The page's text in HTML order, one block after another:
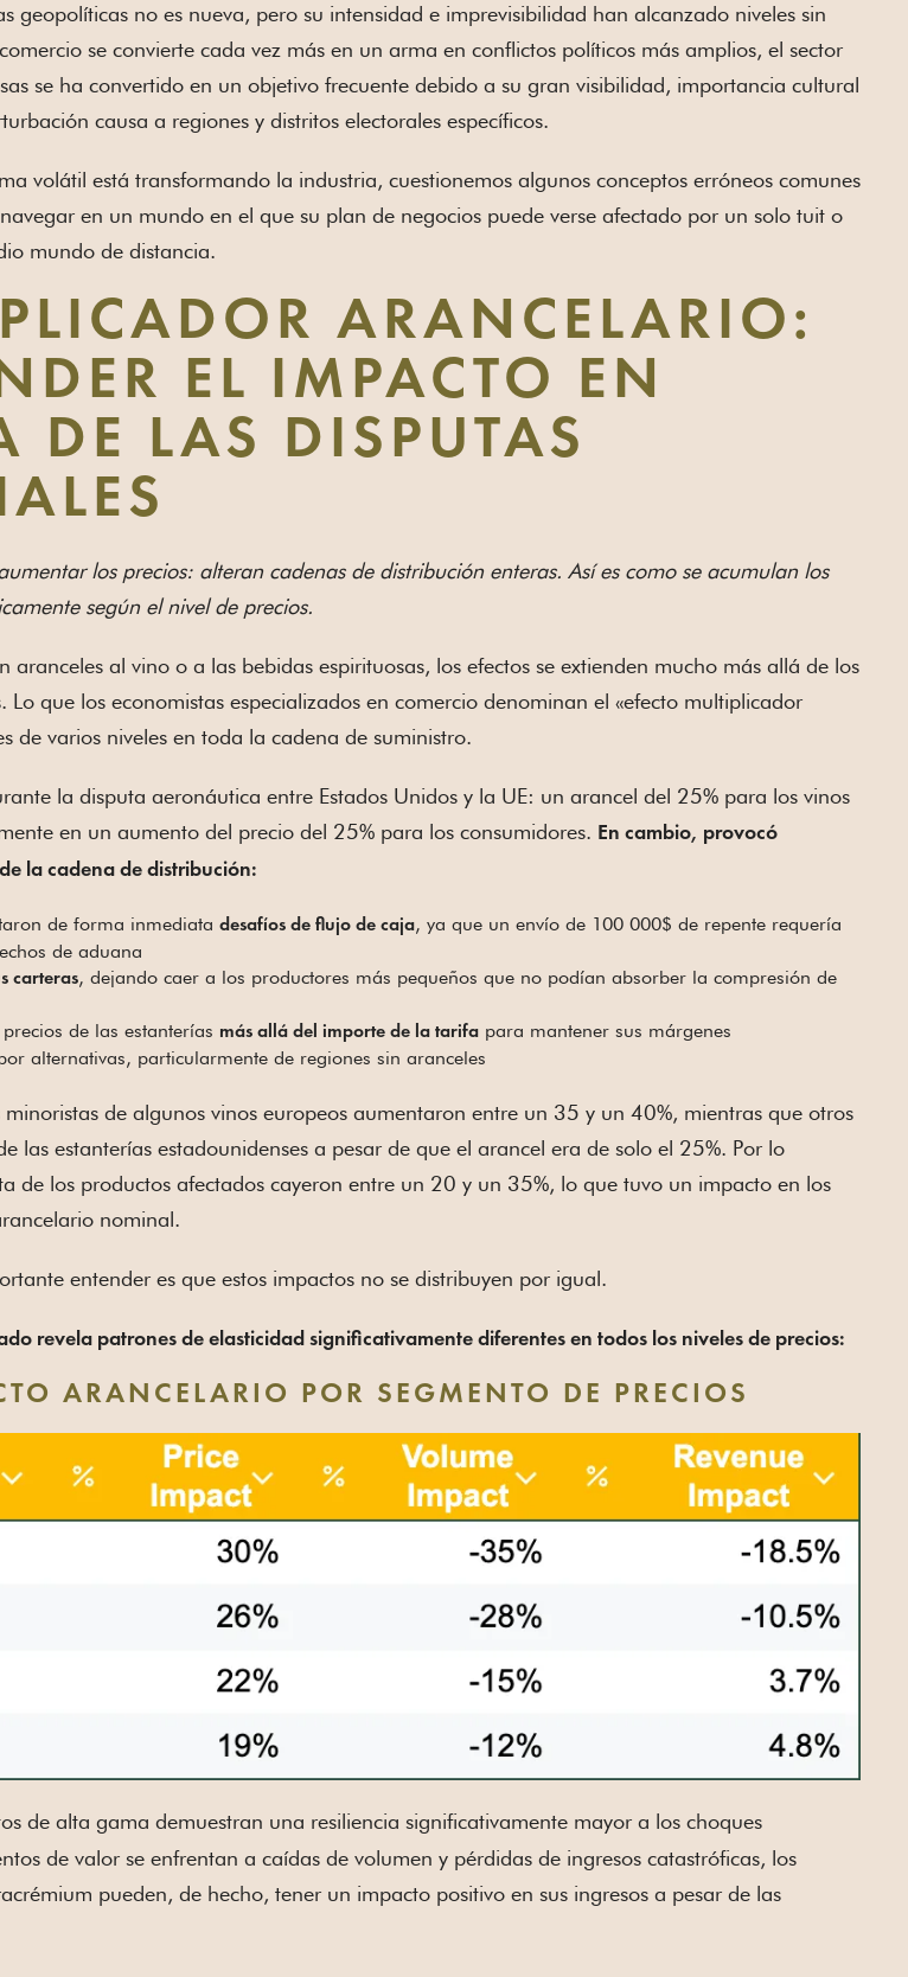
geopolíticas no es nueva, pero su intensidad e imprevisibilidad han alcanzado niveles sin
se convierte cada vez más en un arma en conflictos políticos más amplios, el sector
se ha convertido en un objetivo frecuente debido a su gran visibilidad, importancia cultural
causa a regiones y distritos electorales específicos.
volátil está transformando la industria, cuestionemos algunos conceptos erróneos comunes
en un mundo en el que su plan de negocios puede verse afectado por un solo tuit o
mundo de distancia.
ARANCELARIO:
EL IMPACTO EN
DE LAS DISPUTAS
los precios: alteran cadenas de distribución enteras. Así es como se acumulan los
según el nivel de precios.
aranceles al vino o a las bebidas espirituosas, los efectos se extienden mucho más allá de los
Lo que los economistas especializados en comercio denominan el «efecto multiplicador
de varios niveles en toda la cadena de suministro.
la disputa aeronáutica entre Estados Unidos y la UE: un arancel del 25% para los vinos
en un aumento del precio del 25% para los consumidores. En cambio, provocó
la cadena de distribución:
de forma inmediata desafíos de flujo de caja, ya que un envío de 100 000$ de repente requería
de aduana
carteras, dejando caer a los productores más pequeños que no podían absorber la compresión de
de las estanterías más allá del importe de la tarifa para mantener sus márgenes
alternativas, particularmente de regiones sin aranceles
minoristas de algunos vinos europeos aumentaron entre un 35 y un 40%, mientras que otros
las estanterías estadounidenses a pesar de que el arancel era de solo el 25%. Por lo
de los productos afectados cayeron entre un 20 y un 35%, lo que tuvo un impacto en los
nominal.
entender es que estos impactos no se distribuyen por igual.
revela patrones de elasticidad significativamente diferentes en todos los niveles de precios:
ARANCELARIO POR SEGMENTO DE PRECIOS
de alta gama demuestran una resiliencia significativamente mayor a los choques
de valor se enfrentan a caídas de volumen y pérdidas de ingresos catastróficas, los
pueden, de hecho, tener un impacto positivo en sus ingresos a pesar de las